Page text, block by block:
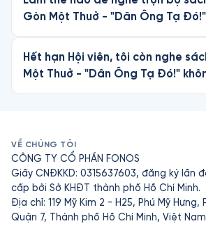
Gòn Một Thuở - "Dân Ông Tạ
Hết hạn Hội viên, tôi còn nghe
Một Thuở - "Dân Ông Tạ Đó!"
VỀ CHÚNG TÔI
CÔNG TY CỔ PHẦN FONOS
Giấy CNĐKKD: 0315637603, đăng ký lần
cấp bởi Sở KHĐT thành phố Hồ Chí Minh.
Địa chỉ: 119 Mỹ Kim 2 - H25, Phú Mỹ Hưng,
Quận 7, Thành phố Hồ Chí Minh, Việt